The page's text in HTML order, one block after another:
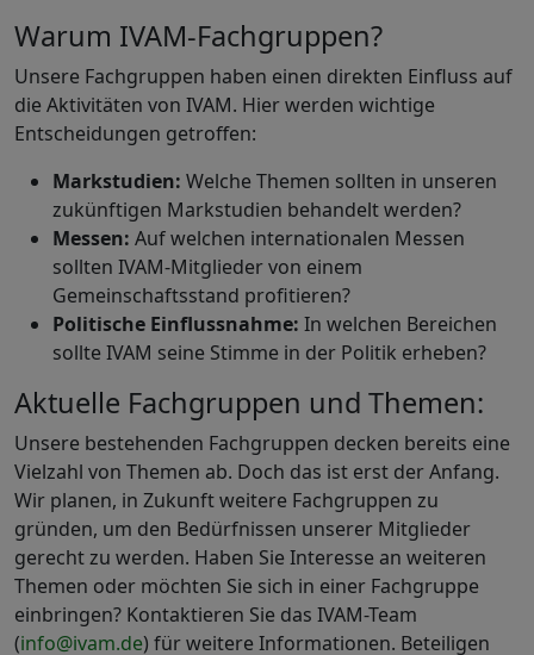
Warum IVAM-Fachgruppen?
Unsere Fachgruppen haben einen direkten Einfluss auf
die Aktivitäten von IVAM. Hier werden wichtige
Entscheidungen getroffen:
Markstudien: Welche Themen sollten in unseren
zukünftigen Markstudien behandelt werden?
Messen: Auf welchen internationalen Messen
sollten IVAM-Mitglieder von einem
Gemeinschaftsstand profitieren?
Politische Einflussnahme: In welchen Bereichen
sollte IVAM seine Stimme in der Politik erheben?
Aktuelle Fachgruppen und Themen:
Unsere bestehenden Fachgruppen decken bereits eine
Vielzahl von Themen ab. Doch das ist erst der Anfang.
Wir planen, in Zukunft weitere Fachgruppen zu
gründen, um den Bedürfnissen unserer Mitglieder
gerecht zu werden. Haben Sie Interesse an weiteren
Themen oder möchten Sie sich in einer Fachgruppe
einbringen? Kontaktieren Sie das IVAM-Team
(info@ivam.de) für weitere Informationen. Beteiligen